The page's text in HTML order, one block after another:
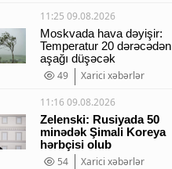
Таких событий не
было с 1945: чего
ждать всем нам?
11:25 09.08.2026
Moskvada hava dəyişir:
Temperatur 20 dərəcədən
aşağı düşəcək
49
Xarici xəbərlər
11:16 09.08.2026
Zelenski: Rusiyada 50
minədək Şimali Koreya
hərbçisi olub
54
Xarici xəbərlər